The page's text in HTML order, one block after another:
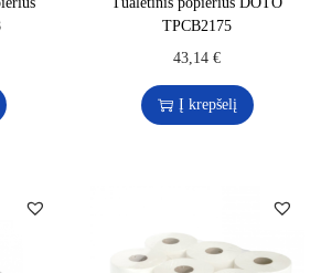
TPCB2175
43,14€
Į krepšelį